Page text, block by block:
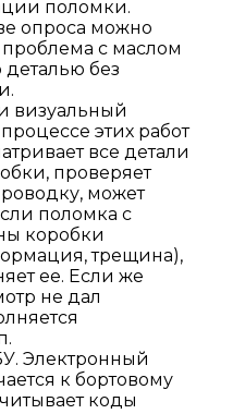
поломки.
опроса можно
проблема с маслом
без
визуальный
этих работ
все детали
проверяет
может
поломка с
коробки
трещина),
ее. Если же
не дал
Электронный
к бортовому
коды